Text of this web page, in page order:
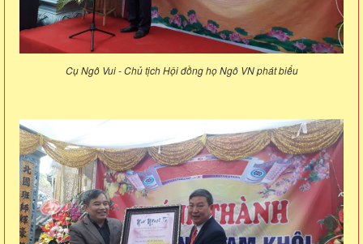
Cụ Ngô Vui - Chủ tịch Hội đồng họ Ngô VN phát biểu